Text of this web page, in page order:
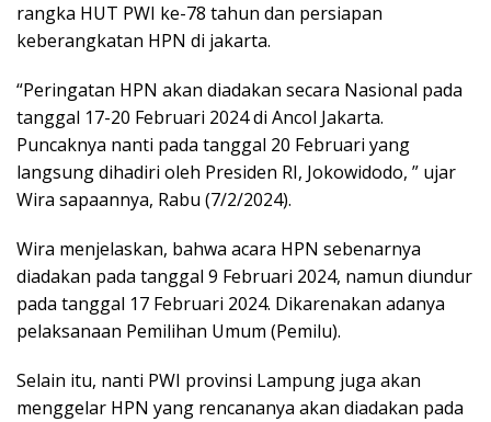
rangka HUT PWI ke-78 tahun dan persiapan
keberangkatan HPN di jakarta.
“Peringatan HPN akan diadakan secara Nasional pada
tanggal 17-20 Februari 2024 di Ancol Jakarta.
Puncaknya nanti pada tanggal 20 Februari yang
langsung dihadiri oleh Presiden RI, Jokowidodo, ” ujar
Wira sapaannya, Rabu (7/2/2024).
Wira menjelaskan, bahwa acara HPN sebenarnya
diadakan pada tanggal 9 Februari 2024, namun diundur
pada tanggal 17 Februari 2024. Dikarenakan adanya
pelaksanaan Pemilihan Umum (Pemilu).
Selain itu, nanti PWI provinsi Lampung juga akan
menggelar HPN yang rencananya akan diadakan pada